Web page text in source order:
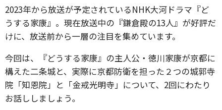
2023年から放送が予定されているNHK大河ドラマ『ど
うする家康』。現在放送中の『鎌倉殿の13人』が好評だ
けに、放送前から一層の注目を集めています。
今回は、『どうする家康』の主人公・徳川家康が京都に
構えた二条城と、実際に京都防衛を担った２つの城郭寺
院「知恩院」と「金戒光明寺」について、2回にわたり
お話ししましょう。